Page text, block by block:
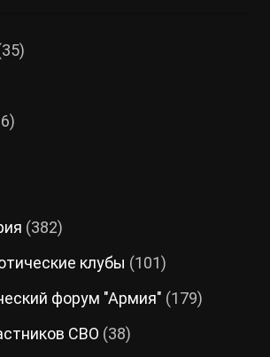
(382)
клубы (101)
форум "Армия" (179)
СВО (38)